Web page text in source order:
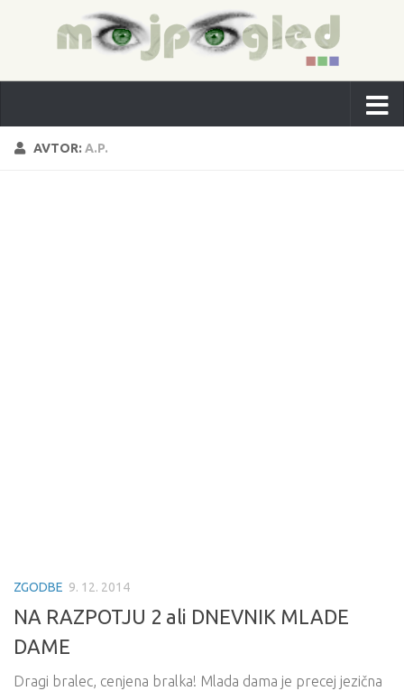
AVTOR: A.P.
ZGODBE 9. 12. 2014
NA RAZPOTJU 2 ali DNEVNIK MLADE
DAME
Dragi bralec, cenjena bralka! Mlada dama je precej jezična